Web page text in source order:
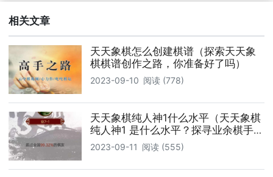
相关文章
天天象棋怎么创建棋谱（探索天天象
棋棋谱创作之路，你准备好了吗）
2023-09-10 阅读 (778)
天天象棋纯人神1什么水平（天天象棋
纯人神1 是什么水平？探寻业余棋手的
巅峰对决！）
2023-09-11 阅读 (555)